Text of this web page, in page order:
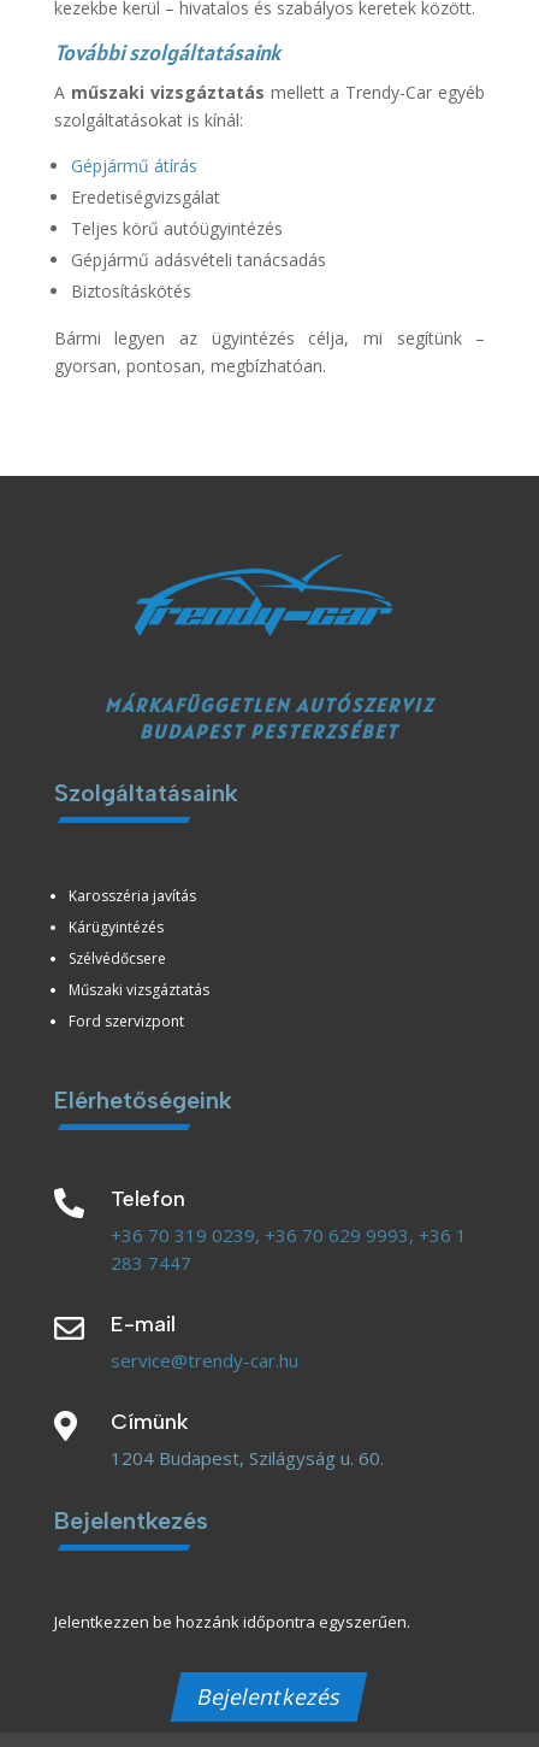
kezekbe kerül – hivatalos és szabályos keretek között.
További szolgáltatásaink
A műszaki vizsgáztatás mellett a Trendy-Car egyéb
szolgáltatásokat is kínál:
Gépjármű átírás
Eredetiségvizsgálat
Teljes körű autóügyintézés
Gépjármű adásvételi tanácsadás
Biztosításkötés
Bármi legyen az ügyintézés célja, mi segítünk –
gyorsan, pontosan, megbízhatóan.
MÁRKAFÜGGETLEN AUTÓSZERVIZ
BUDAPEST PESTERZSÉBET
Szolgáltatásaink
Karosszéria javítás
Kárügyintézés
Szélvédőcsere
Műszaki vizsgáztatás
Ford szervizpont
Elérhetőségeink
 Telefon
+36 70 319 0239, +36 70 629 9993, +36 1
283 7447
 E-mail
service@trendy-car.hu
 Címünk
1204 Budapest, Szilágyság u. 60.
Bejelentkezés
Jelentkezzen be hozzánk időpontra egyszerűen.
Bejelentkezés